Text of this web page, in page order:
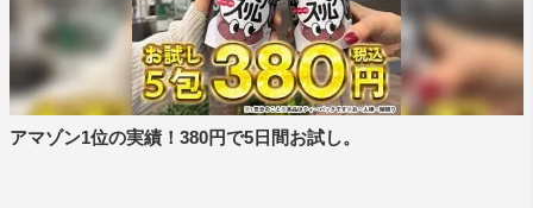
（小日向文世）と本庄のつながりを疑う小勝負には通じな
い。そんな時、小勝負は「談合の件で」と国交省の者と名
乗る人物に電話で呼び出される。待ち合わせ場所に行った
小勝負は、刃物を持った人物に襲われ、小勝負を身をてい
してかばった本庄が刺されてしまう。
アマゾン1位の実績！380円で5日間お試し。